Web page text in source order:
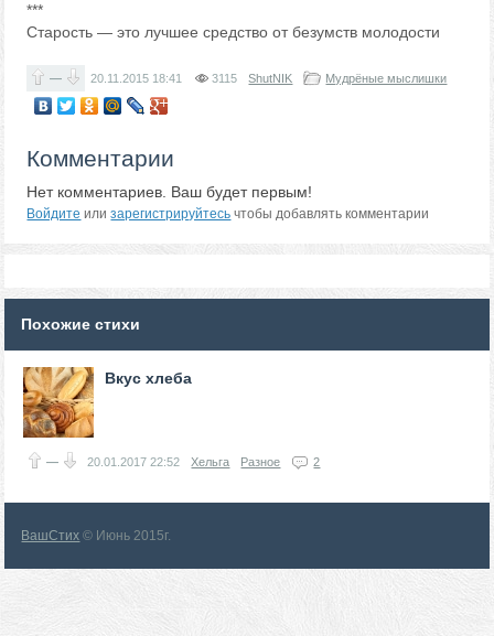
***
Старость — это лучшее средство от безумств молодости
— 20.11.2015 18:41 3115 ShutNIK Мудрёные мыслишки
Комментарии
Нет комментариев. Ваш будет первым!
Войдите илизарегистрируйтесь чтобы добавлять комментарии
Похожие стихи
Вкус хлеба
— 20.01.201722:52 Хельга Разное 2
ВашСтих © Июнь 2015г.